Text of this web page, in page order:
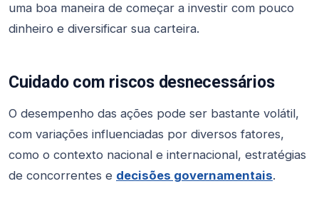
uma boa maneira de começar a investir com pouco
dinheiro e diversificar sua carteira.
Cuidado com riscos desnecessários
O desempenho das ações pode ser bastante volátil,
com variações influenciadas por diversos fatores,
como o contexto nacional e internacional, estratégias
de concorrentes e decisões governamentais.